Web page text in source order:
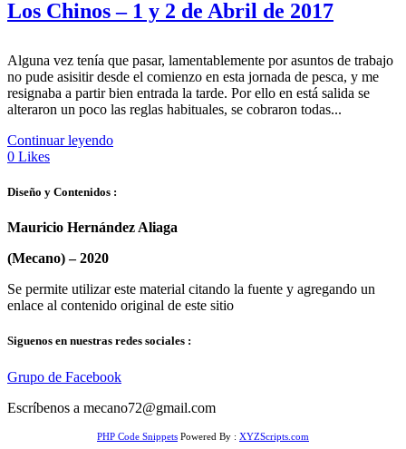
Los Chinos – 1 y 2 de Abril de 2017
Alguna vez tenía que pasar, lamentablemente por asuntos de trabajo
no pude asisitir desde el comienzo en esta jornada de pesca, y me
resignaba a partir bien entrada la tarde. Por ello en está salida se
alteraron un poco las reglas habituales, se cobraron todas...
Continuar leyendo
0 Likes
Diseño y Contenidos :
Mauricio Hernández Aliaga
(Mecano) –2020
Se permite utilizar este material citando la fuente y agregando un
enlace al contenido original de este sitio
Siguenos en nuestras redes sociales :
Grupo de Facebook
Escríbenos a mecano72@gmail.com
PHP Code Snippets Powered By : XYZScripts.com